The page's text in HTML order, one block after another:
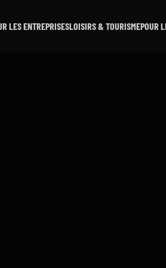
LES ENTREPRISESLOISIRS & TOURISMEPOUR